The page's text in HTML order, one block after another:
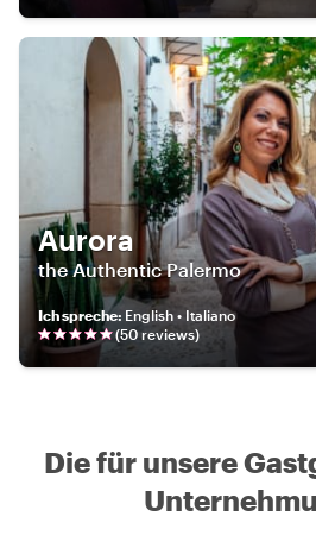
Aurora
the Authentic Palermo
Ich spreche: English • Italiano
(50 reviews)
Die für unsere